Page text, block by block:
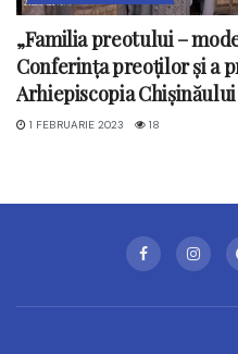
„Familia preotului –
Conferința preoților și a
Arhiepiscopia Chișinăului
1 FEBRUARIE 2023 18